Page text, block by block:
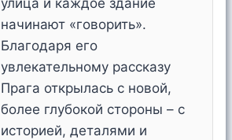
улица и каждое здание
начинают «говорить».
Благодаря его
увлекательному рассказу
Прага открылась с новой,
более глубокой стороны – с
историей, деталями и